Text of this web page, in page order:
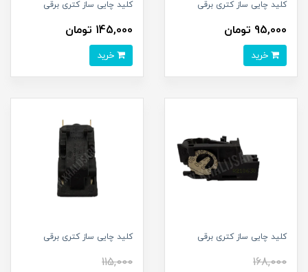
کلید چایی ساز کتری برقی
95,000 تومان
کلید چایی ساز کتری برقی
145,000 تومان
کلید چایی ساز کتری برقی
168,000
کلید چایی ساز کتری برقی
115,000